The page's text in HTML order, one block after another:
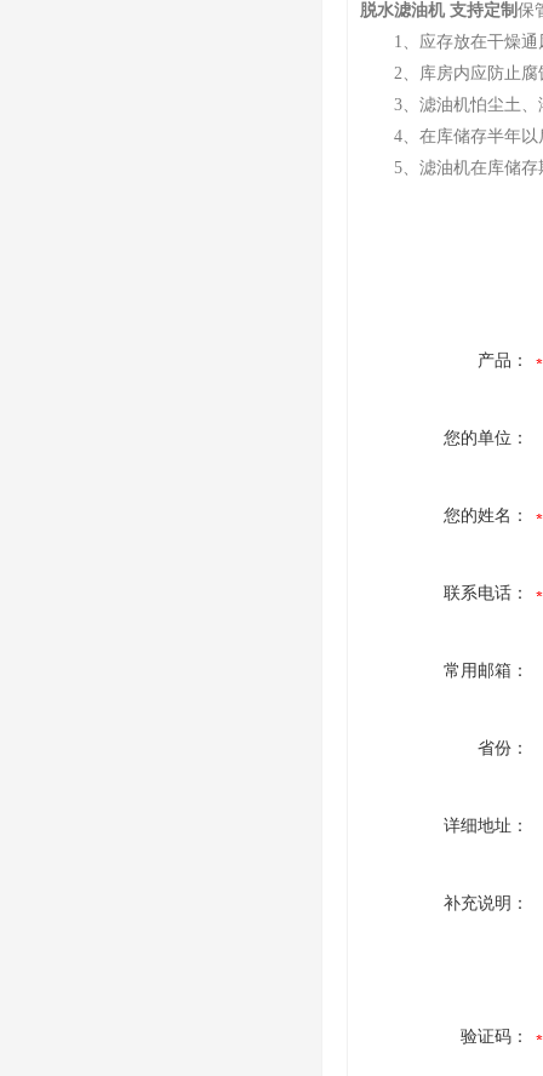
脱水滤油机 支持定制 保
1、应存放在干燥通
2、库房内应防止腐
3、滤油机怕尘土、
4、在库储存半年以
5、滤油机在库储存
产品：
您的单位：
您的姓名：
联系电话：
常用邮箱：
省份：
详细地址：
补充说明：
验证码：